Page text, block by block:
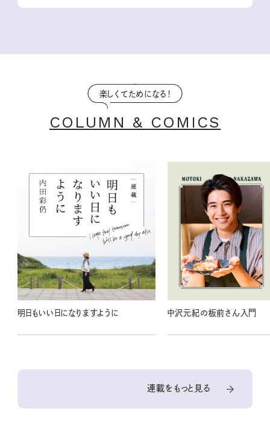
楽しくてためになる！
COLUMN & COMICS
明日もいい日になりますように 中沢元紀の板前さん入門
連載をもっと見る